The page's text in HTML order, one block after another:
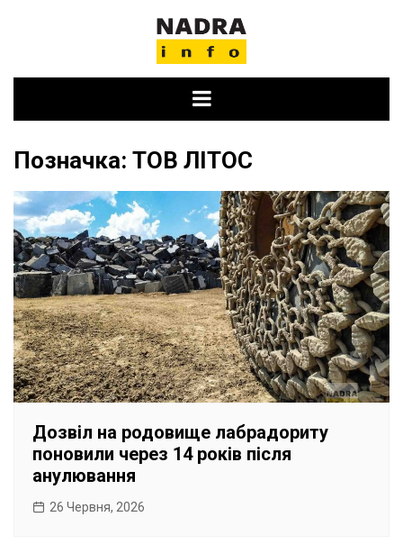
Позначка: ТОВ ЛІТОС
Дозвіл на родовище лабрадориту
поновили через 14 років після
анулювання
26 Червня, 2026